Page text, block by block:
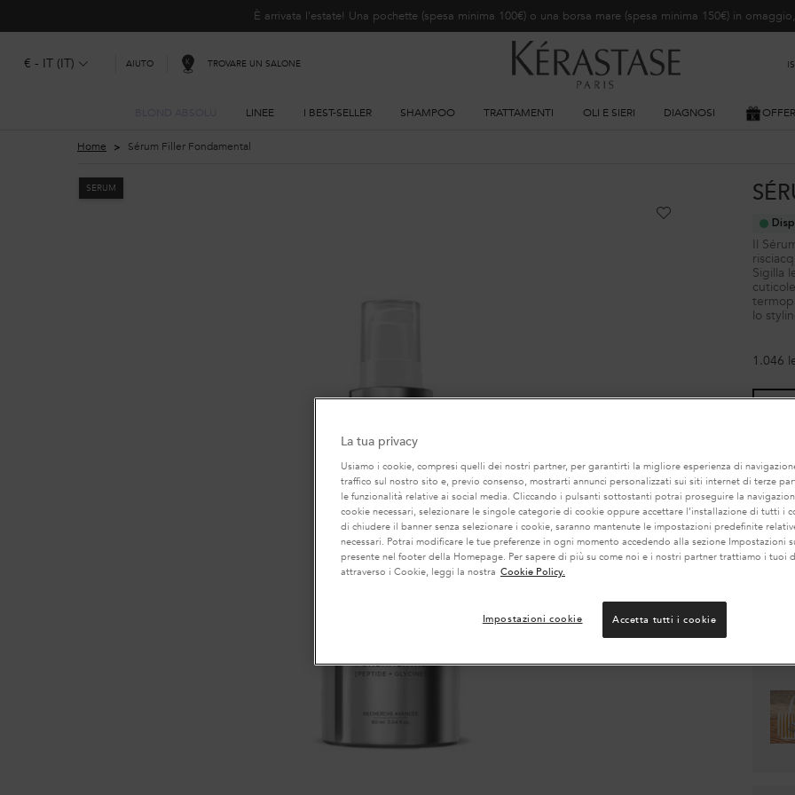
È arrivata l'estate! Una pochette (spesa minima 100€) o una borsa mare (spesa minima 150€) in
€ - IT (IT) AIUTO TROVARE UN SALONE
LINEE I BEST-SELLER SHAMPOO TRATTAMENTI OLI E SIERI DIAGNOSI
Contenuto principale
Home Sérum Filler Fondamental
Il
Sigilla
lo
1.046
SERUM
One size only
−
La tua privacy
Usiamo i cookie, compresi quelli dei nostri partner, per garantirti la migliore esperienza di
traffico sul nostro sito e, previo consenso, mostrarti annunci personalizzati sui siti internet di terze
le funzionalità relative ai social media. Cliccando i pulsanti sottostanti potrai proseguire la
cookie necessari, selezionare le singole categorie di cookie oppure accettare l’installazione di tutti i
di chiudere il banner senza selezionare i cookie, saranno mantenute le impostazioni predefinite
necessari. Potrai modificare le tue preferenze in ogni momento accedendo alla sezione Impostazioni
presente nel footer della Homepage. Per sapere di più su come noi e i nostri partner trattiamo i tuoi
attraverso i Cookie, leggi la nostra Cookie Policy.
Impostazioni cookie Accetta tutti i cookie